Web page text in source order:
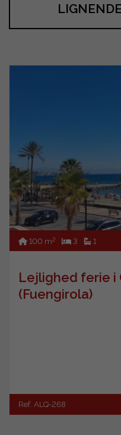
100 m2 3 1
Lejlighed ferie i
(Fuengirola)
Ref. ALQ-268